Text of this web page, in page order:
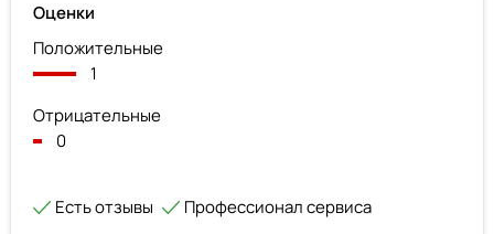
Оценки
Положительные
1
Отрицательные
0
Есть отзывы Профессионал сервиса